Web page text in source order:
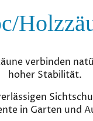
verbinden
hoher Stabilität.
in Garten und